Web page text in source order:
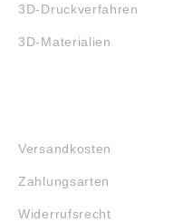
3D-Druckverfahren
3D-Materialien
Versandkosten
Zahlungsarten
Widerrufsrecht